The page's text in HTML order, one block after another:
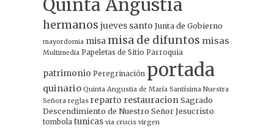
Quinta Angustia
hermanos jueves santo Junta de Gobierno
mayordomia misamisa de difuntos misas
Multimedia Papeletas de Sitio Parroquia
patrimonio Peregrinación portada
quinario Quinta Angustia de María Santísima Nuestra
Señora reglas reparto restauracion Sagrado
Descendimiento de Nuestro Señor Jesucristo
tombola tunicas via crucis virgen